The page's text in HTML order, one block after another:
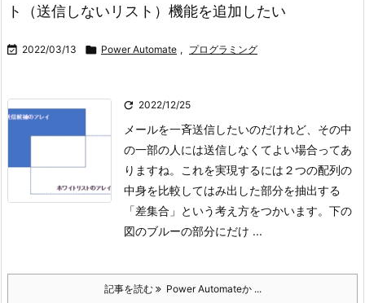
ト（送信しないリスト）機能を追加したい
 2022/03/13  Power Automate , プログラミング
 2022/12/25
メールを一斉送信したいのだけれど、その中
の一部の人には送信しなくてよい場合ってあ
りますね。これを実現するには２つの配列の
中身を比較してはみ出した部分を抽出する
「差集合」という考え方をつかいます。 下の
図のブルーの部分にだけ ...
記事を読む Power Automateか ...